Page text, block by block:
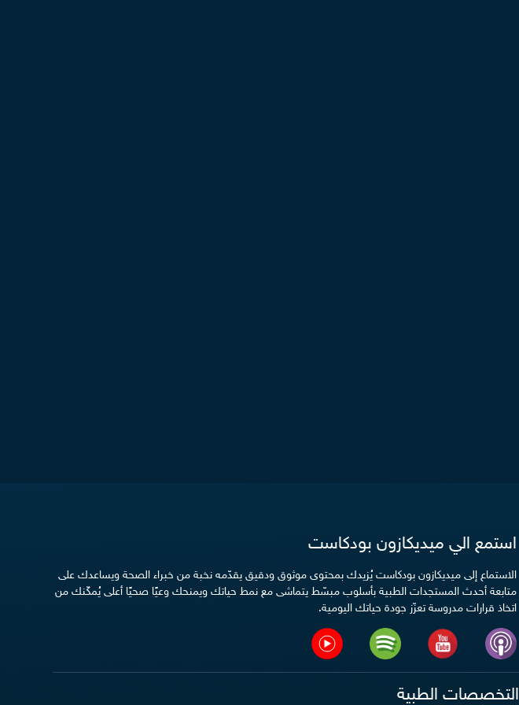
استمع الي ميديكازون بودكاست
الاستماع إلى ميديكازون بودكاست يُزيدك بمحتوى موثوق ودقيق يقدّمه نخبة من خبراء الصحة ويساعدك على
متابعة أحدث المستجدات الطبية بأسلوب مبسّط يتماشى مع نمط حياتك ويمنحك وعيًا صحيًا أعلى يُمكّنك من
اتخاذ قرارات مدروسة تعزّز جودة حياتك اليومية.
التخصصات الطبية